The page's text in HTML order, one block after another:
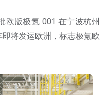
欧版极氪 001 在宁波杭州
将发运欧洲，标志极氪欧